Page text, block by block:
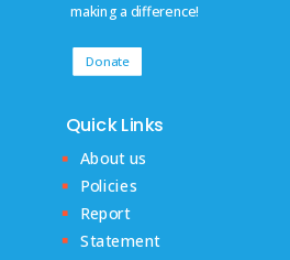
making a difference!
Donate
Quick Links
About us
Policies
Report
Statement